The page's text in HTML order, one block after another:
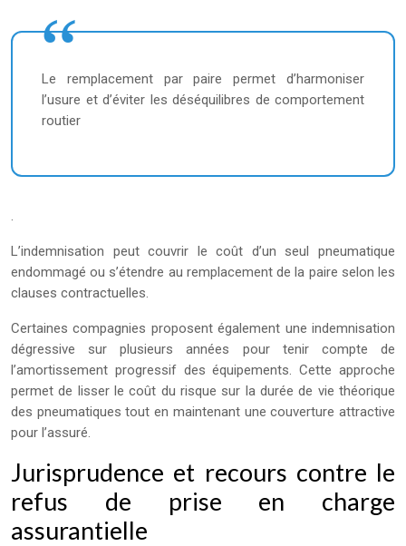
Le remplacement par paire permet d’harmoniser
l’usure et d’éviter les déséquilibres de comportement
routier
.
L’indemnisation peut couvrir le coût d’un seul pneumatique
endommagé ou s’étendre au remplacement de la paire selon les
clauses contractuelles.
Certaines compagnies proposent également une indemnisation
dégressive sur plusieurs années pour tenir compte de
l’amortissement progressif des équipements. Cette approche
permet de lisser le coût du risque sur la durée de vie théorique
des pneumatiques tout en maintenant une couverture attractive
pour l’assuré.
Jurisprudence et recours contre le
refus de prise en charge
assurantielle